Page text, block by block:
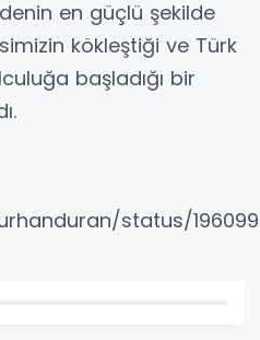
en güçlü şekilde
kökleştiği ve Türk
başladığı bir
status/